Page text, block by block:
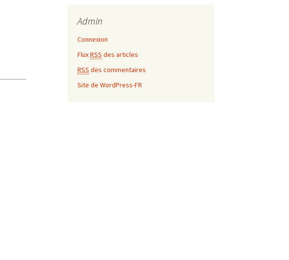
Admin
Connexion
FluxRSS des articles
RSS des commentaires
Site de WordPress-FR